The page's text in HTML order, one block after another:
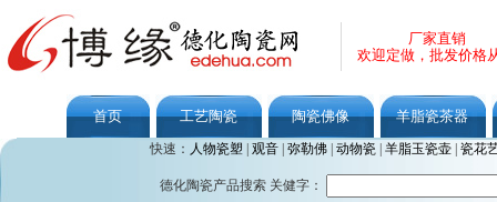
厂家直销
欢迎定做，批发价格
首页 工艺陶瓷 陶瓷佛像 羊脂瓷茶器
快速： 人物瓷塑 观音| 弥勒佛| 动物瓷| 羊脂玉瓷壶| 瓷花
德化陶瓷产品搜索 关健字：